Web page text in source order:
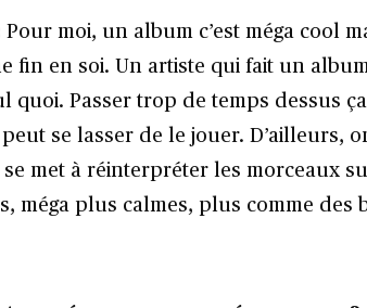
Pour moi, un album c’est méga cool
fin en soi. Un artiste qui fait un
quoi. Passer trop de temps dessus
se lasser de le jouer. D’ailleurs,
met à réinterpréter les morceaux
méga plus calmes, plus comme